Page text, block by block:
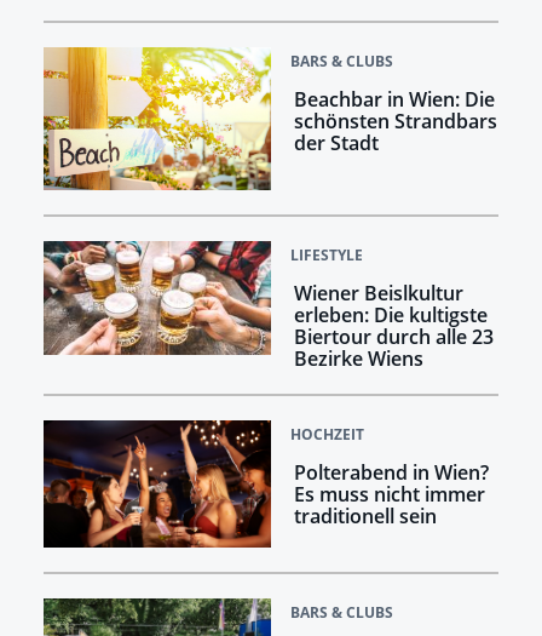
BARS & CLUBS
Beachbar in Wien: Die
schönsten Strandbars
der Stadt
LIFESTYLE
Wiener Beislkultur
erleben: Die kultigste
Biertour durch alle 23
Bezirke Wiens
HOCHZEIT
Polterabend in Wien?
Es muss nicht immer
traditionell sein
BARS & CLUBS